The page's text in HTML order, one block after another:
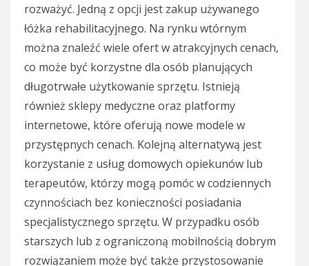
rozważyć. Jedną z opcji jest zakup używanego
łóżka rehabilitacyjnego. Na rynku wtórnym
można znaleźć wiele ofert w atrakcyjnych cenach,
co może być korzystne dla osób planujących
długotrwałe użytkowanie sprzętu. Istnieją
również sklepy medyczne oraz platformy
internetowe, które oferują nowe modele w
przystępnych cenach. Kolejną alternatywą jest
korzystanie z usług domowych opiekunów lub
terapeutów, którzy mogą pomóc w codziennych
czynnościach bez konieczności posiadania
specjalistycznego sprzętu. W przypadku osób
starszych lub z ograniczoną mobilnością dobrym
rozwiązaniem może być także przystosowanie